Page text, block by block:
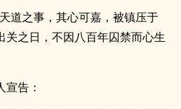
道之事，其心可嘉，被镇压于
关之日，不因八百年囚禁而心生
告：